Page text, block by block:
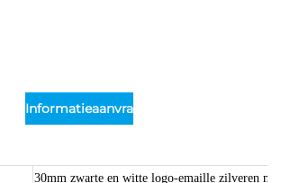
Informatieaanvraag
30mm zwarte en witte logo-emaille zilveren